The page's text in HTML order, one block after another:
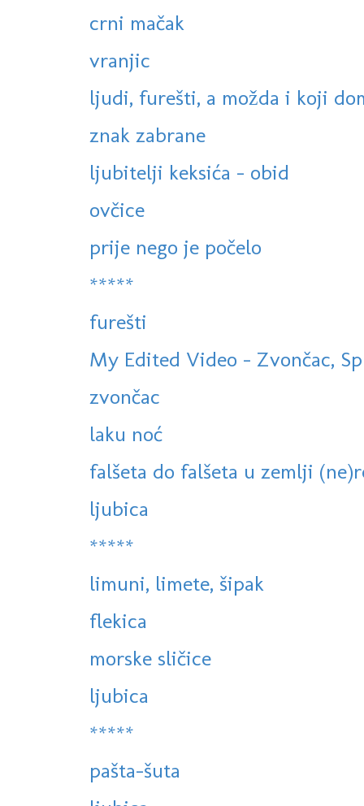
crni mačak
vranjic
ljudi, furešti, a možda i koji
znak zabrane
ljubitelji keksića - obid
ovčice
prije nego je počelo
*****
furešti
My Edited Video - Zvončac,
zvončac
laku noć
falšeta do falšeta u zemlji
ljubica
*****
limuni, limete, šipak
flekica
morske sličice
ljubica
*****
pašta-šuta